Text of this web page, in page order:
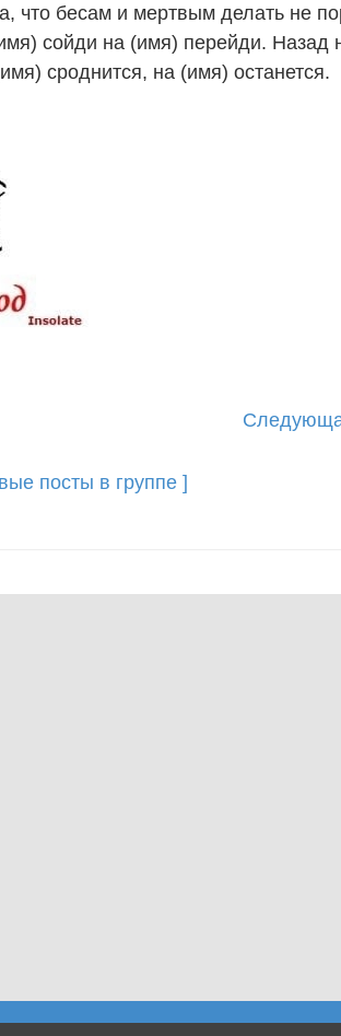
что бесам и мертвым делать не
сойди на (имя) перейди. Назад
сроднится, на (имя) останется.
посты в группе ]